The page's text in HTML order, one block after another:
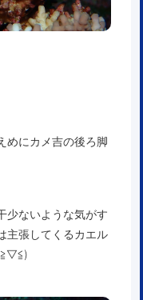
めにカメ吉の後ろ脚
少ないような気がす
主張してくるカエル